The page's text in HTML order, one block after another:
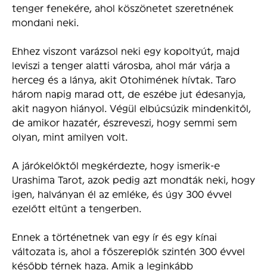
tenger fenekére, ahol köszönetet szeretnének
mondani neki.
Ehhez viszont varázsol neki egy kopoltyút, majd
leviszi a tenger alatti városba, ahol már várja a
herceg és a lánya, akit Otohimének hívtak. Taro
három napig marad ott, de eszébe jut édesanyja,
akit nagyon hiányol. Végül elbúcsúzik mindenkitől,
de amikor hazatér, észreveszi, hogy semmi sem
olyan, mint amilyen volt.
A járókelőktől megkérdezte, hogy ismerik-e
Urashima Tarot, azok pedig azt mondták neki, hogy
igen, halványan él az emléke, és úgy 300 évvel
ezelőtt eltűnt a tengerben.
Ennek a történetnek van egy ír és egy kínai
változata is, ahol a főszereplők szintén 300 évvel
később térnek haza. Amik a leginkább